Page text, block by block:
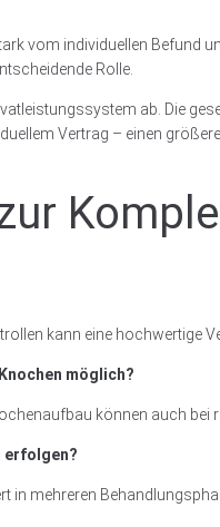
vom individuellen Befund
Rolle.
ab. Die
Vertrag – einen
kann eine hochwertige
möglich?
können auch
erfolgen?
in mehreren